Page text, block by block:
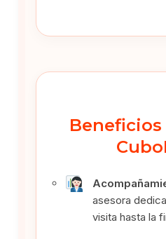
asesora
visita hasta la